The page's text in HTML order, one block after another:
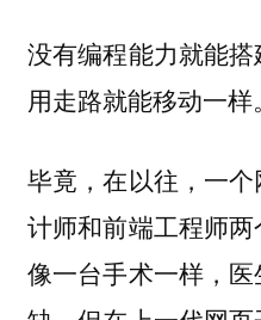
没有编程能力就能
用走路就能移动一样
毕竟，在以往，一
计师和前端工程师
像一台手术一样，